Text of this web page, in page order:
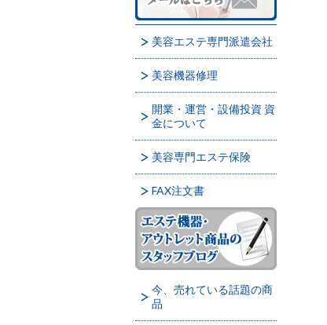
美容エステ専門派遣会社
美容機器修理
開業・運営・設備投資 資
金について
美容専門エステ保険
FAX注文書
今、売れている話題の商
品